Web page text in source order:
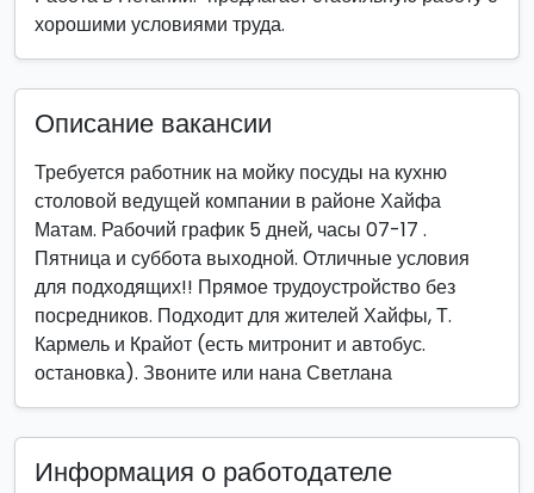
хорошими условиями труда.
Описание вакансии
Требуется работник на мойку посуды на кухню
столовой ведущей компании в районе Хайфа
Матам. Рабочий график 5 дней, часы 07-17 .
Пятница и суббота выходной. Отличные условия
для подходящих!! Прямое трудоустройство без
посредников. Подходит для жителей Хайфы, Т.
Кармель и Крайот (есть митронит и автобус.
остановка). Звоните или нана Светлана
Информация о работодателе